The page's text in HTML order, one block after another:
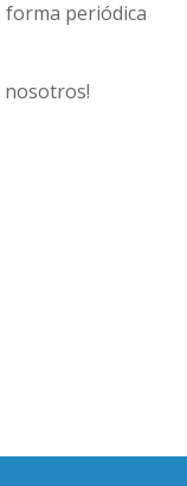
forma periódica
nosotros!